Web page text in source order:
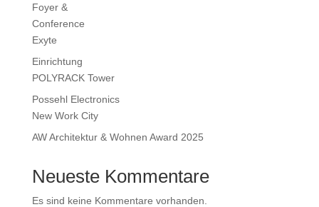
Foyer &
Conference
Exyte
Einrichtung
POLYRACK Tower
Possehl Electronics
New Work City
AW Architektur & Wohnen Award 2025
Neueste Kommentare
Es sind keine Kommentare vorhanden.